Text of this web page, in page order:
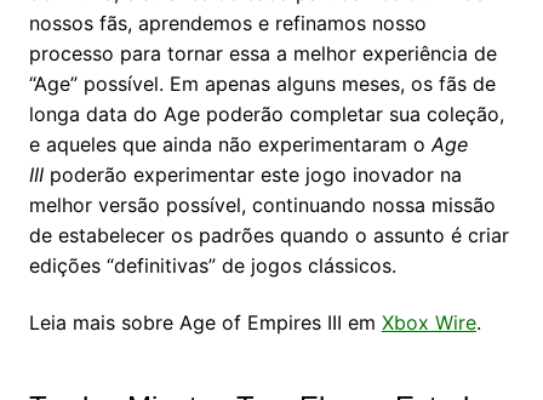
nossos fãs, aprendemos e refinamos nosso
processo para tornar essa a melhor experiência de
“Age” possível. Em apenas alguns meses, os fãs de
longa data do Age poderão completar sua coleção,
e aqueles que ainda não experimentaram o Age
IIIpoderão experimentar este jogo inovador na
melhor versão possível, continuando nossa missão
de estabelecer os padrões quando o assunto é criar
edições “definitivas” de jogos clássicos.
Leia mais sobre Age of Empires III em Xbox Wire.